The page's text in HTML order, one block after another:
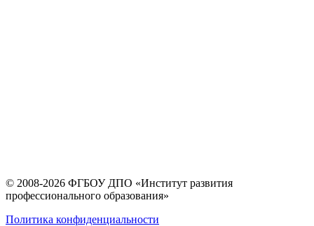
© 2008-2026 ФГБОУ ДПО «Институт развития
профессионального образования»
Политика конфиденциальности